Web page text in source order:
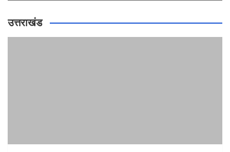
उत्तराखंड